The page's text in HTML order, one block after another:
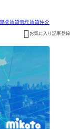
発賃貸管理賃貸仲介
 お気に入り記事登録